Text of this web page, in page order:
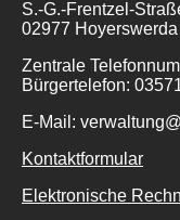
S.-G.-Frentzel-
02977 Hoyerswerda
Zentrale
Bürgertelefon:
E-Mail:
Kontaktformular
Elektronische